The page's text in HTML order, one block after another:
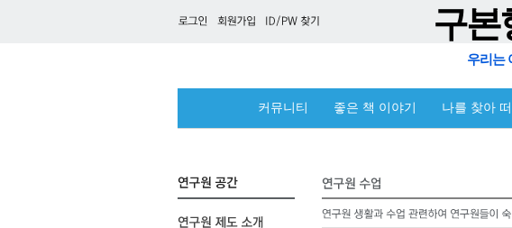
구본
우리는
커뮤니티 좋은 책 이야기 나를 찾아